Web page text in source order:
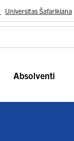
Universitas Šafarikiana
Absolventi